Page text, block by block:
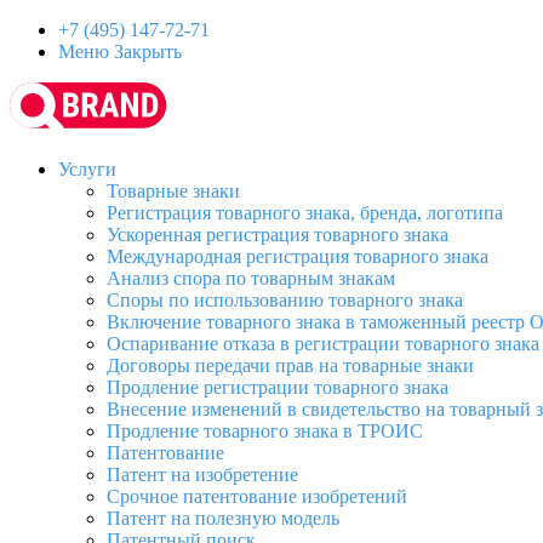
+7 (495) 147-72-71
Меню Закрыть
Услуги
Товарные знаки
Регистрация товарного знака, бренда, логотипа
Ускоренная регистрация товарного знака
Международная регистрация товарного знака
Анализ спора по товарным знакам
Споры по использованию товарного знака
Включение товарного знака в таможенный реестр
Оспаривание отказа в регистрации товарного знака
Договоры передачи прав на товарные знаки
Продление регистрации товарного знака
Внесение изменений в свидетельство на товарный
Продление товарного знака в ТРОИС
Патентование
Патент на изобретение
Срочное патентование изобретений
Патент на полезную модель